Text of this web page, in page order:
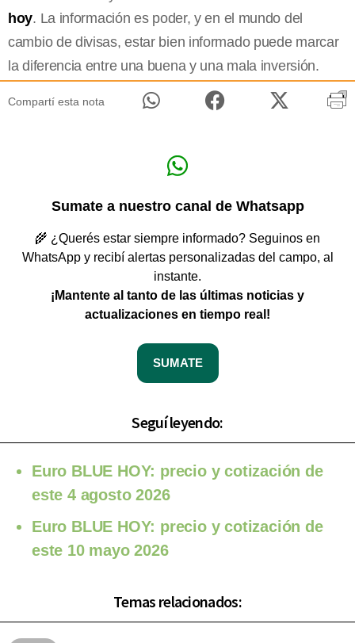
hoy. La información es poder, y en el mundo del
cambio de divisas, estar bien informado puede marcar
la diferencia entre una buena y una mala inversión.
Compartí esta nota
Sumate a nuestro canal de Whatsapp
🌾 ¿Querés estar siempre informado? Seguinos en
WhatsApp y recibí alertas personalizadas del campo, al
instante.
¡Mantente al tanto de las últimas noticias y
actualizaciones en tiempo real!
SUMATE
Seguí leyendo:
Euro BLUE HOY: precio y cotización de
este 4 agosto 2026
Euro BLUE HOY: precio y cotización de
este 10 mayo 2026
Temas relacionados: